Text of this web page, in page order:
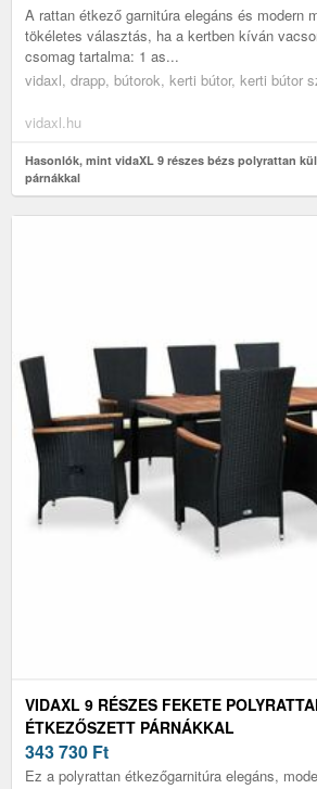
A rattan étkező garnitúra elegáns és modern
tökéletes választás, ha a kertben kíván
csomag tartalma: 1 as...
vidaxl, drapp, bútorok, kerti bútor, kerti bútor
vidaxl.hu
Hasonlók, mint vidaXL 9 részes bézs polyrattan
párnákkal
VIDAXL 9 RÉSZES FEKETE
ÉTKEZŐSZETT PÁRNÁKKAL
343 730 Ft
Ez a polyrattan étkezőgarnitúra elegáns,